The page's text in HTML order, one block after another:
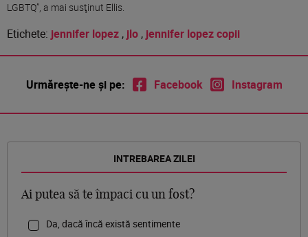
LGBTQ”, a mai susţinut Ellis.
Etichete: jennifer lopez , jlo , jennifer lopez copii
Urmărește-ne și pe: Facebook Instagram
INTREBAREA ZILEI
Ai putea să te împaci cu un fost?
Da, dacă încă există sentimente